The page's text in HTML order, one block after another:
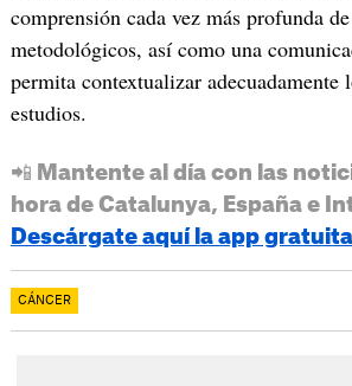
comprensión cada vez más profunda
metodológicos, así como una
permita contextualizar adecuadamente
estudios.
📲 Mantente al día con las
hora de Catalunya, España e
Descárgate aquí la app gratuita
CÁNCER